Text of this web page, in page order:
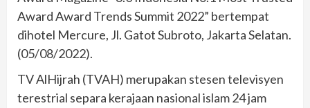
Award Award Trends Summit 2022” bertempat
dihotel Mercure, Jl. Gatot Subroto, Jakarta Selatan.
(05/08/2022).
TV AlHijrah (TVAH) merupakan stesen televisyen
terestrial separa kerajaan nasional islam 24 jam